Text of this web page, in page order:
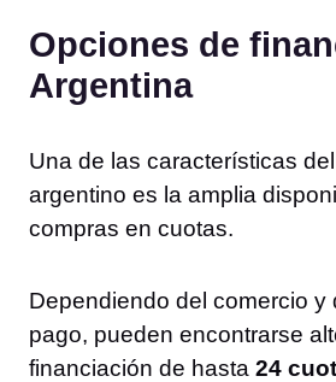
Opciones de
Argentina
Una de las características
argentino es la amplia
compras en cuotas.
Dependiendo del comercio y
pago, pueden encontrarse
financiación de hasta 24